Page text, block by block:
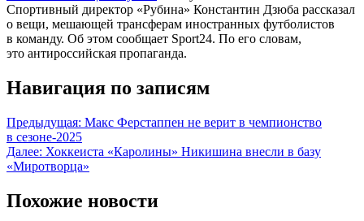
Спортивный директор «Рубина» Константин Дзюба рассказал
о вещи, мешающей трансферам иностранных футболистов
в команду. Об этом сообщает Sport24. По его словам,
это антироссийская пропаганда.
Навигация по записям
Предыдущая: Макс Ферстаппен не верит в чемпионство
в сезоне-2025
Далее: Хоккеиста «Каролины» Никишина внесли в базу
«Миротворца»
Похожие новости